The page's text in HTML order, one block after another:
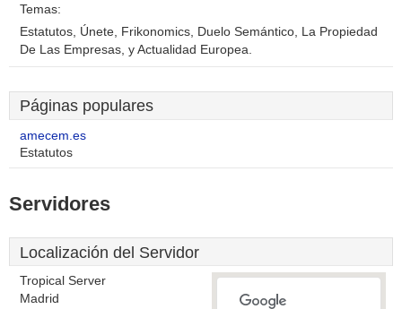
Temas:
Estatutos, Únete, Frikonomics, Duelo Semántico, La Propiedad
De Las Empresas, y Actualidad Europea.
Páginas populares
amecem.es
Estatutos
Servidores
Localización del Servidor
Tropical Server
Madrid